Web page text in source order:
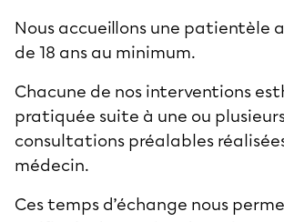
Nous accueillons une patientèle
de 18 ans au minimum.
Chacune de nos interventions
pratiquée suite à une ou
consultations préalables
médecin.
Ces temps d’échange nous